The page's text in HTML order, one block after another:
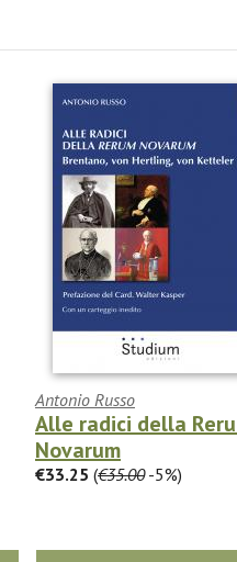
Antonio Russo
Alle radici della
Novarum
€33.25 (€35.00-5%)